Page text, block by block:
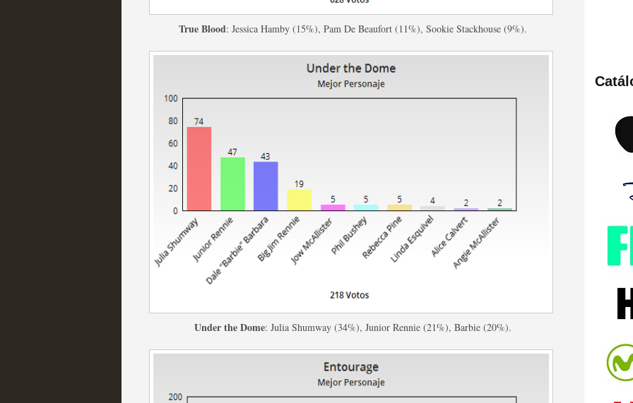
Fin de ciclo para las series de viajes en el tiempo
MOLTISANTI
Recomendación de la semana
Taboo es otra miniserie británica que no es
miniserie
Recomendación de la semana
True Blood: Jessica Hamby (15%), Pam De Beaufort (11%), Sookie Stackhouse (9%).
Under the Dome: Julia Shumway (34%), Junior Rennie (21%), Barbie (20%).